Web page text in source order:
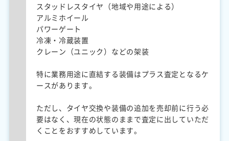
スタッドレスタイヤ（地域や用途による）
アルミホイール
パワーゲート
冷凍・冷蔵装置
クレーン（ユニック）などの架装
特に業務用途に直結する装備はプラス査定となるケ
ースがあります。
ただし、タイヤ交換や装備の追加を売却前に行う必
要はなく、現在の状態のままで査定に出していただ
くことをおすすめしています。